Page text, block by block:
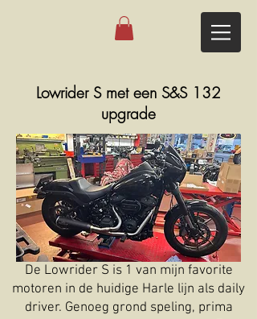
Lowrider S met een S&S 132
upgrade
De Lowrider S is 1 van mijn favorite
motoren in de huidige Harle lijn als daily
driver. Genoeg grond speling, prima